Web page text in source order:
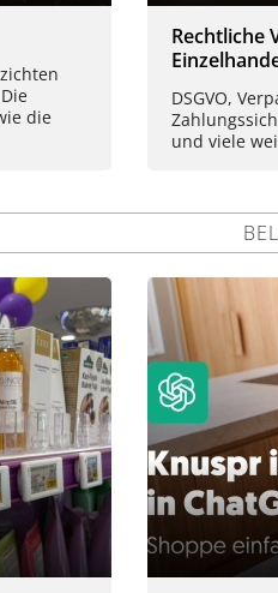
die
Rechtliche
DSGVO,
und viele